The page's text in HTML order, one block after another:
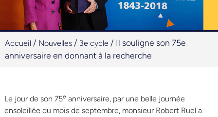
Accueil / Nouvelles / 3e cycle / Il souligne son 75e
anniversaire en donnant à la recherche
Le jour de son 75e anniversaire, par une belle journée
ensoleillée du mois de septembre, monsieur Robert Ruel a